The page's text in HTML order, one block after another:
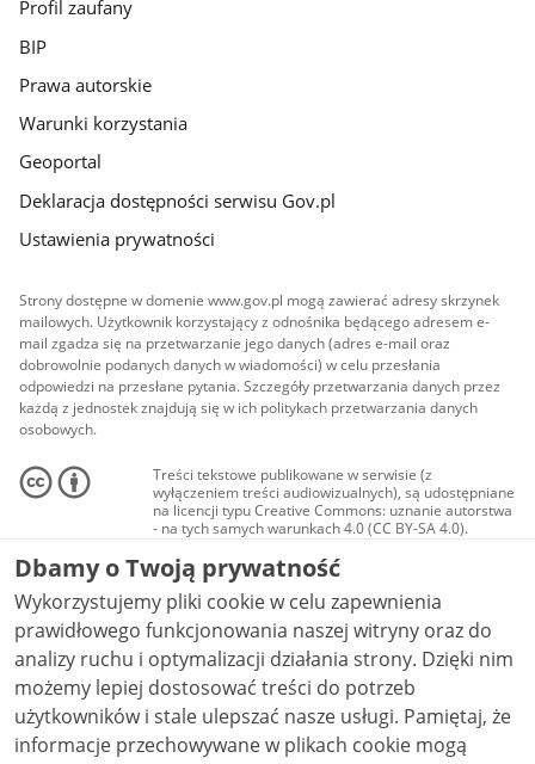
Profil zaufany
BIP
Prawa autorskie
Warunki korzystania
Geoportal
Deklaracja dostępności serwisu Gov.pl
Ustawienia prywatności
Strony dostępne w domenie www.gov.pl mogą zawierać adresy skrzynek
mailowych. Użytkownik korzystający z odnośnika będącego adresem e-
mail zgadza się na przetwarzanie jego danych (adres e-mail oraz
dobrowolnie podanych danych w wiadomości) w celu przesłania
odpowiedzi na przesłane pytania. Szczegóły przetwarzania danych przez
każdą z jednostek znajdują się w ich politykach przetwarzania danych
osobowych.
Treści tekstowe publikowane w serwisie (z
wyłączeniem treści audiowizualnych), są udostępniane
na licencji typu Creative Commons: uznanie autorstwa
- na tych samych warunkach 4.0 (CC BY-SA 4.0).
Materiały audiowizualne, w tym zdjęcia, materiały
audio i wideo, są udostępniane na licencji typu
Creative Commons: uznanie autorstwa użycie
niekomercyjne - bez utworów zależnych 4.0 (CC BY-
NC-ND 4.0), o ile nie jest to stwierdzone inaczej.
Dbamy o Twoją prywatność
Wykorzystujemy pliki cookie w celu zapewnienia
prawidłowego funkcjonowania naszej witryny oraz do
analizy ruchu i optymalizacji działania strony. Dzięki nim
możemy lepiej dostosować treści do potrzeb
użytkowników i stale ulepszać nasze usługi. Pamiętaj, że
informacje przechowywane w plikach cookie mogą